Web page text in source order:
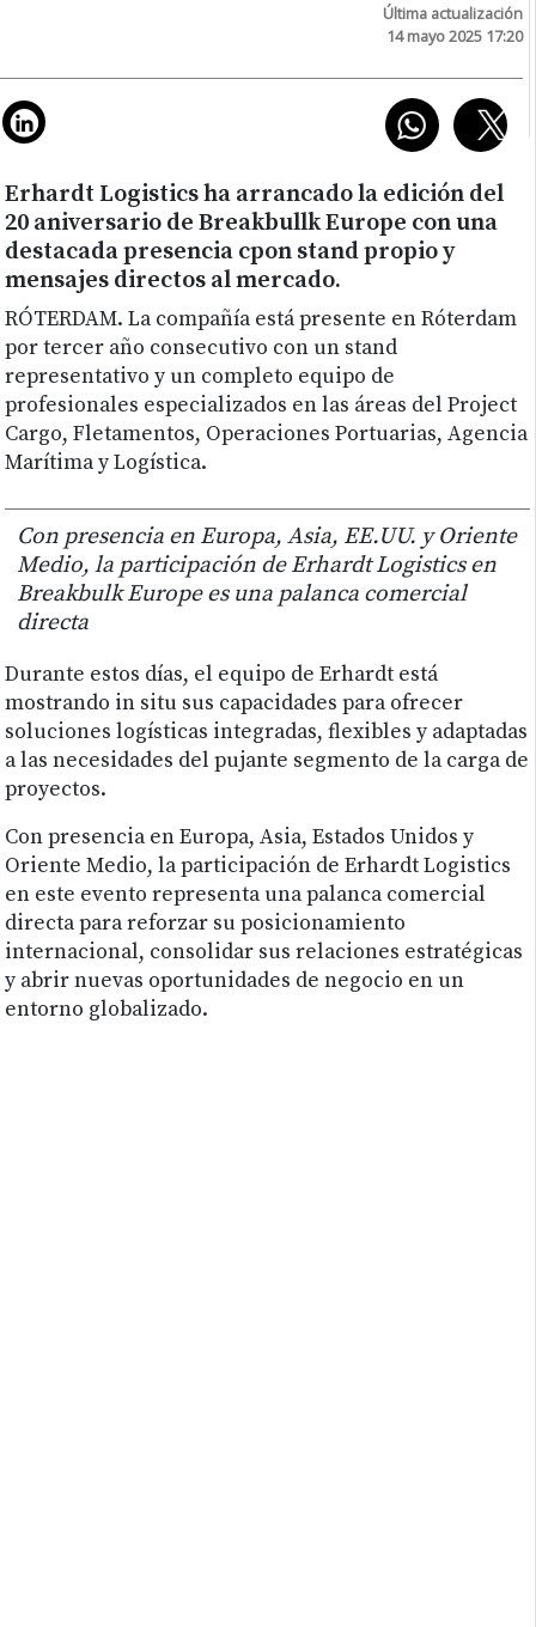
Última actualización
14 mayo 2025 17:20
Erhardt Logistics ha arrancado la edición del
20 aniversario de Breakbullk Europe con una
destacada presencia cpon stand propio y
mensajes directos al mercado.
RÓTERDAM. La compañía está presente en Róterdam
por tercer año consecutivo con un stand
representativo y un completo equipo de
profesionales especializados en las áreas del Project
Cargo, Fletamentos, Operaciones Portuarias, Agencia
Marítima y Logística.
Con presencia en Europa, Asia, EE.UU. y Oriente
Medio, la participación de Erhardt Logistics en
Breakbulk Europe es una palanca comercial
directa
Durante estos días, el equipo de Erhardt está
mostrando in situ sus capacidades para ofrecer
soluciones logísticas integradas, flexibles y adaptadas
a las necesidades del pujante segmento de la carga de
proyectos.
Con presencia en Europa, Asia, Estados Unidos y
Oriente Medio, la participación de Erhardt Logistics
en este evento representa una palanca comercial
directa para reforzar su posicionamiento
internacional, consolidar sus relaciones estratégicas
y abrir nuevas oportunidades de negocio en un
entorno globalizado.